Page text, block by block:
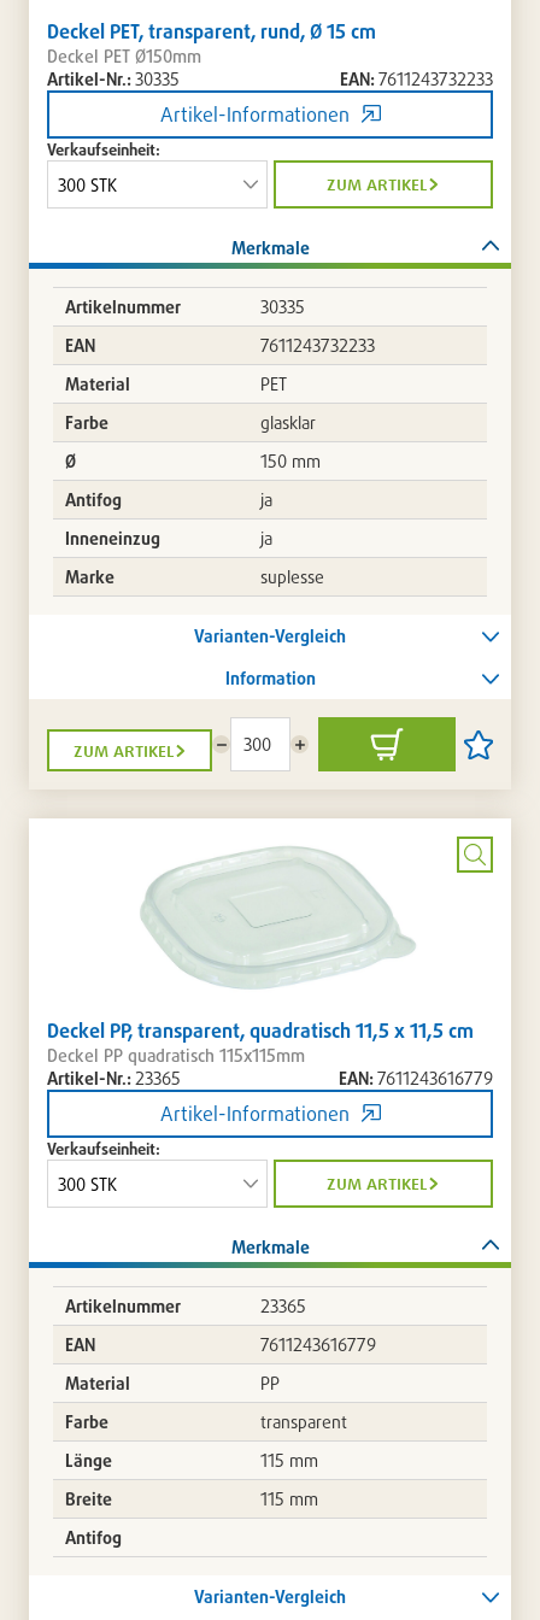
Deckel PET, transparent, rund, Ø 15 cm
Deckel PET Ø150mm
Artikel-Nr.:30335 EAN:7611243732233
Artikel-Informationen
Verkaufseinheit:
zum artikel
Merkmale
Artikelnummer
30335
EAN
7611243732233
Material
PET
Farbe
glasklar
Ø
150 mm
Antifog
ja
Inneneinzug
ja
Marke
suplesse
Varianten-Vergleich
Information
zum artikel
Menge
reduzieren
Menge
erhöhen
In
den
Artikel
/
Bild
Deckel PP, transparent, quadratisch 11,5 x 11,5 cm
Deckel PP quadratisch 115x115mm
Artikel-Nr.: 23365 EAN:7611243616779
Artikel-Informationen
Verkaufseinheit:
zum artikel
Merkmale
Artikelnummer
23365
EAN
7611243616779
Material
PP
Farbe
transparent
Länge
115 mm
Breite
115 mm
Antifog
Varianten-Vergleich